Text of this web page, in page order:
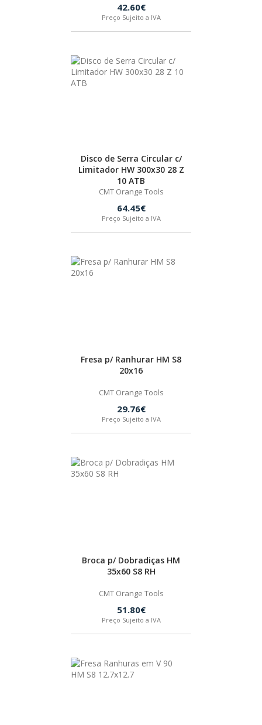
42.60€
Preço Sujeito a IVA
Disco de Serra Circular c/
Limitador HW 300x30 28 Z
10 ATB
CMT Orange Tools
64.45€
Preço Sujeito a IVA
Fresa p/ Ranhurar HM S8
20x16
CMT Orange Tools
29.76€
Preço Sujeito a IVA
Broca p/ Dobradiças HM
35x60 S8 RH
CMT Orange Tools
51.80€
Preço Sujeito a IVA